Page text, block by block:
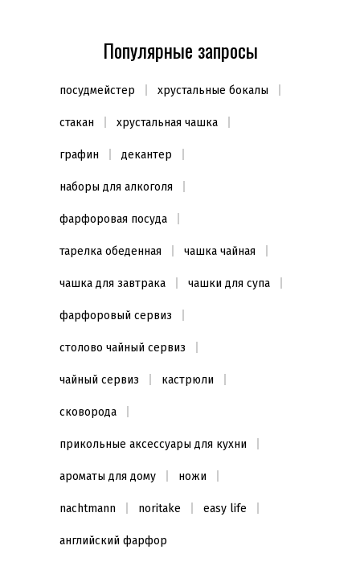
МатериалПопулярные запросы
посудмейстер хрустальные бокалы
стакан хрустальная чашка
графин декантер
наборы для алкоголя
фарфоровая посуда
тарелка обеденная чашка чайная
чашка для завтрака чашки для супа
фарфоровый сервиз
столово чайный сервиз
чайный сервиз кастрюли
сковорода
прикольные аксессуары для кухни
ароматы для дому ножи
nachtmann noritake easy life
английский фарфор